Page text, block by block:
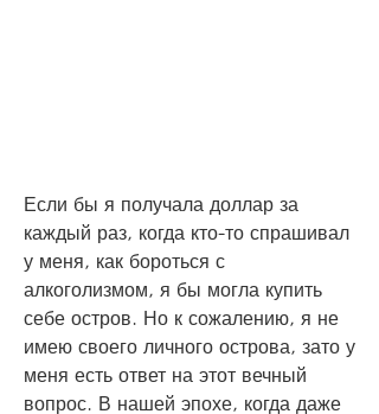
Если бы я получала доллар за
каждый раз, когда кто-то спрашивал
у меня, как бороться с
алкоголизмом, я бы могла купить
себе остров. Но к сожалению, я не
имею своего личного острова, зато у
меня есть ответ на этот вечный
вопрос. В нашей эпохе, когда даже